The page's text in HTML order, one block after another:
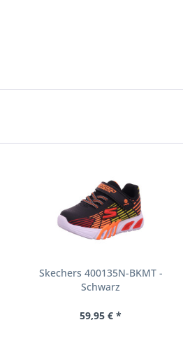
Skechers 400135N-BKMT -
Schwarz
59,95 € *